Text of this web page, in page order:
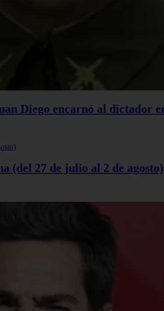
Diego encarnó al dictador
(del 27 de julio al 2 de agosto)